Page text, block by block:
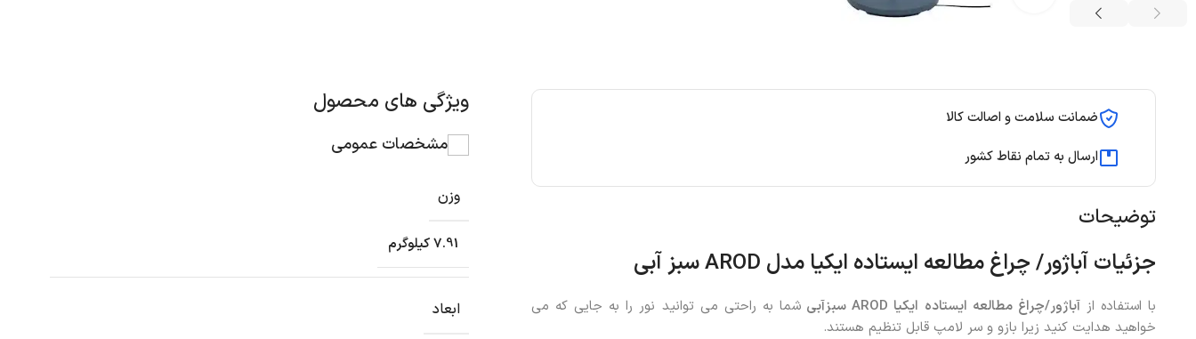
ضمانت سلامت و اصالت کالا
ارسال به تمام نقاط کشور
توضیحات
جزئیاتآباژور/ چراغ مطالعه ایستاده ایکیا مدل سبز آبی
با استفاده ازآباژور/چراغ مطالعه ایستاده ایکیا سبزآبی شما به راحتی می توانید نور را به جایی که می
خواهید هدایت کنید زیرا بازو و سر لامپ قابل تنظیم هستند.
ویژگی های محصول
مشخصات عمومی
وزن
7.91 کیلوگرم
ابعاد